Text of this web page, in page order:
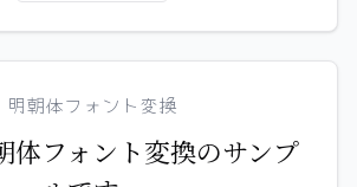
明朝体フォント変換
体フォント変換のサンプ